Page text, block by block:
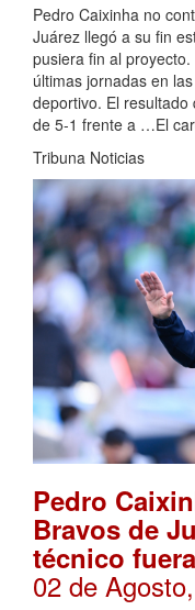
Pedro Caixinha no
Juárez llegó a su fin
pusiera fin al
últimas jornadas en
deportivo. El
de 5-1 frente a …El
Tribuna Noticias
Pedro
Bravos de
técnico
02 de